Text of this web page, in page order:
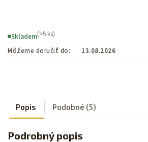
Skladem(>5 ks)
Môžeme doručiť do:
13.08.2026
Popis Podobné (5)
Podrobný popis